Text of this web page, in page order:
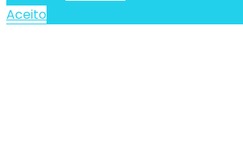
Aceito